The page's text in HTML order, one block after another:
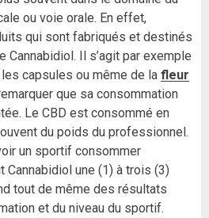
ou voie orale. En effet,
qui sont fabriqués et destinés
Il s’agit par exemple
capsules ou même de la fleur
que sa consommation
Le CBD est consommé en
du poids du professionnel.
un sportif consommer
Cannabidiol une (1) à trois (3)
tout de même des résultats
et du niveau du sportif.